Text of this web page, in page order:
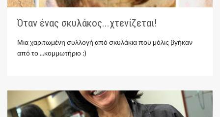
Όταν ένας σκυλάκος...χτενίζεται!
Μια χαριτωμένη συλλογή από σκυλάκια που μόλις βγήκαν
από το ...κομμωτήριο :)